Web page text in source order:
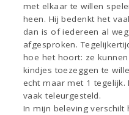
met elkaar te willen
heen. Hij bedenkt het
dan is of iedereen al
afgesproken.
hoe het hoort: ze
kindjes toezeggen te
echt maar met 1
vaak teleurgesteld.
In mijn beleving